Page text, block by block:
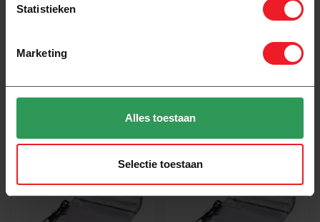
Statistieken
Marketing
Alles toestaan
Selectie toestaan
882,00